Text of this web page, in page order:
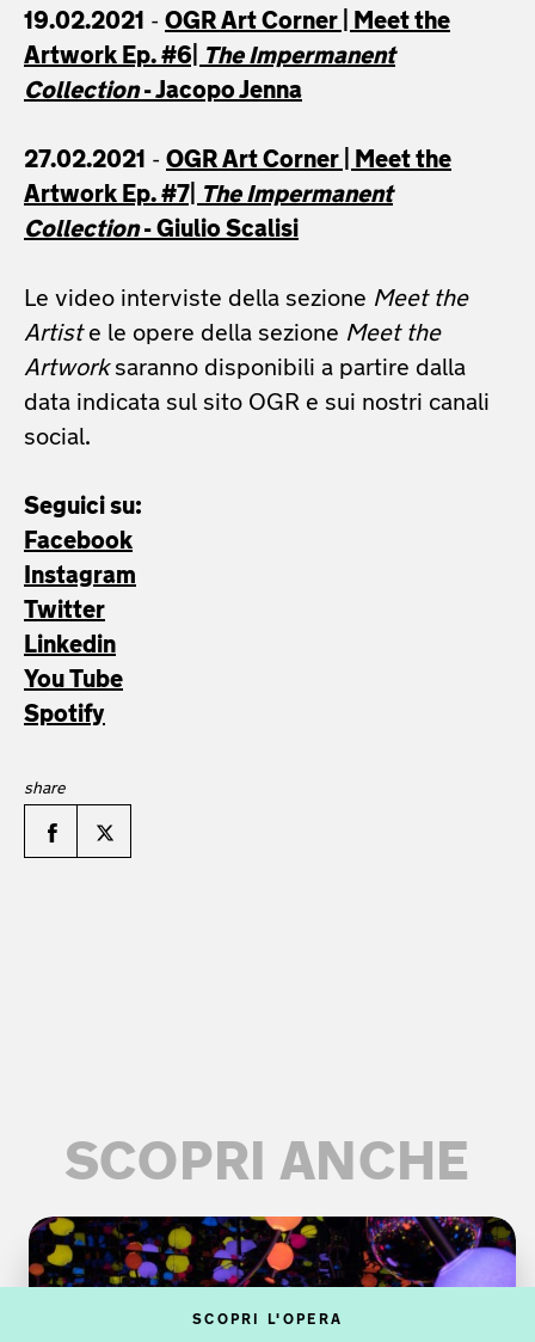
SCOPRI L'OPERA
19.02.2021 - OGR Art Corner | Meet the
Artwork Ep. #6|
The Impermanent
Collection-Jacopo Jenna
27.02.2021 - OGR Art Corner | Meet the
Artwork Ep. #7| The Impermanent
Collection- Giulio Scalisi
Le video interviste della sezione Meet the
Artiste le opere della sezione Meet the
Artworksaranno disponibili a partire dalla
data indicata sul sito OGR e sui nostri canali
social.
Seguici su:
Facebook
Instagram
Twitter
Linkedin
You Tube
Spotify
SCOPRI ANCHE